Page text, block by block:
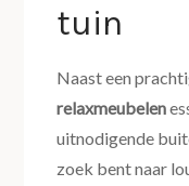
tuin
Naast een
relaxmeubelen
uitnodigende
zoek bent naar